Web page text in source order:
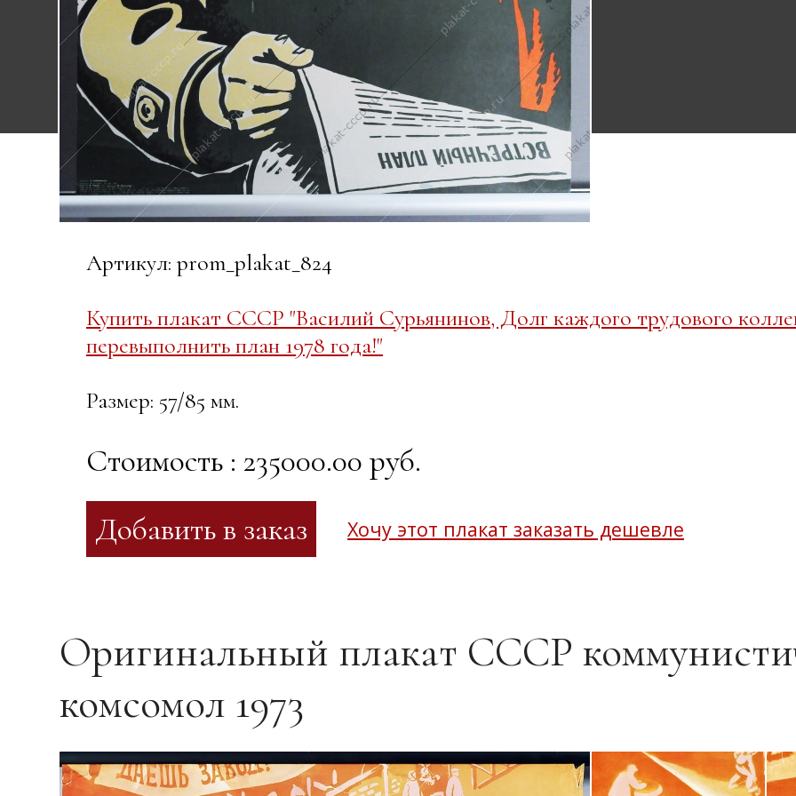
Артикул: prom_plakat_824
Купить плакат СССР "Василий Сурьянинов, Долг каждого трудового
перевыполнить план 1978 года!"
Размер: 57/85 мм.
Стоимость : 235000.00 руб.
Хочу этот плакат заказать дешевле
Оригинальный плакат СССР
комсомол 1973